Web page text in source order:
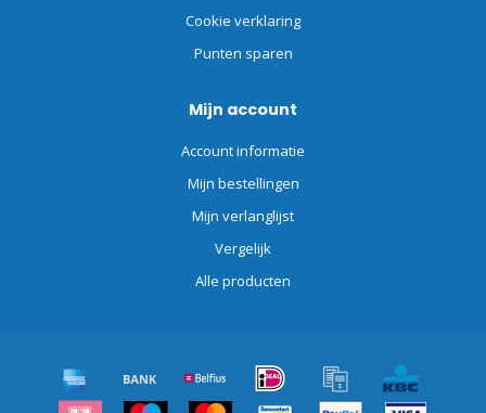
Cookie verklaring
Punten sparen
Mijn account
Account informatie
Mijn bestellingen
Mijn verlanglijst
Vergelijk
Alle producten